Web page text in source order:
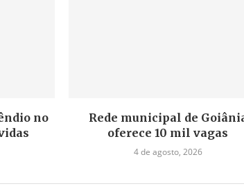
no
Rede municipal de
oferece 10 mil vagas
4 de agosto, 2026